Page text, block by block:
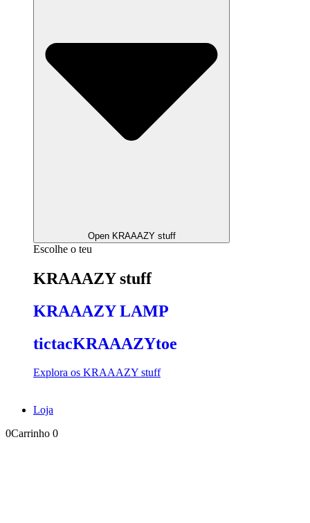
Open KRAAAZY stuff
Escolhe o teu
KRAAAZY stuff
KRAAAZY LAMP
tictacKRAAAZYtoe
Explora os KRAAAZY stuff
Loja
0Carrinho 0